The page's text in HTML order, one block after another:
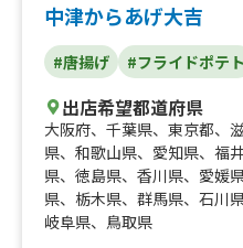
中津からあげ大吉
#唐揚げ #フライドポテト
出店希望都道府県
大阪府、 千葉県、 東京都、
県、 和歌山県、 愛知県、 福
県、 徳島県、 香川県、 愛媛
県、 栃木県、 群馬県、 石川
岐阜県、 鳥取県